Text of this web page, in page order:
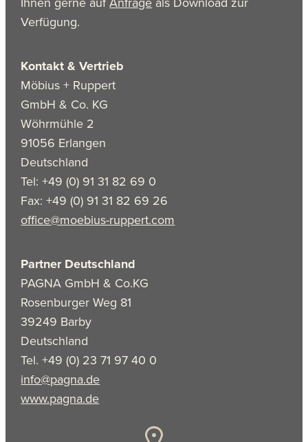
Verfügung.
Kontakt & Vertrieb
Möbius + Ruppert
GmbH & Co. KG
Wöhrmühle 2
91056 Erlangen
Deutschland
Tel: +49 (0) 91 31 82 69 0
Fax: +49 (0) 91 31 82 69 26
office@moebius-ruppert.com
Partner Deutschland
PAGNA GmbH & Co.KG
Rosenburger Weg 81
39249 Barby
Deutschland
Tel. +49 (0) 23 71 97 40 0
info@pagna.de
www.pagna.de